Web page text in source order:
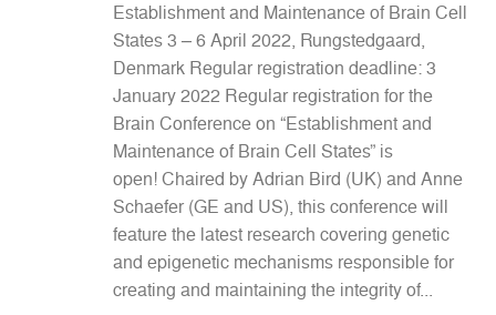
Establishment and Maintenance of Brain Cell
States 3 – 6 April 2022, Rungstedgaard,
Denmark Regular registration deadline: 3
January 2022 Regular registration for the
Brain Conference on “Establishment and
Maintenance of Brain Cell States” is
open! Chaired by Adrian Bird (UK) and Anne
Schaefer (GE and US), this conference will
feature the latest research covering genetic
and epigenetic mechanisms responsible for
creating and maintaining the integrity of...